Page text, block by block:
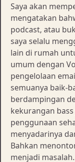
Saya akan
mengatakan
podcast, atau
saya selalu
lain di rumah
umum dengan
pengelolaan
semuanya baik-
berdampingan
kekurangan
penggunaan
menyadarinya
Bahkan
menjadi